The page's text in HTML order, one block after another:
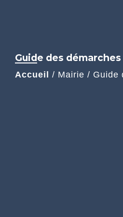
Guide des démarches
Accueil / Mairie / Guide